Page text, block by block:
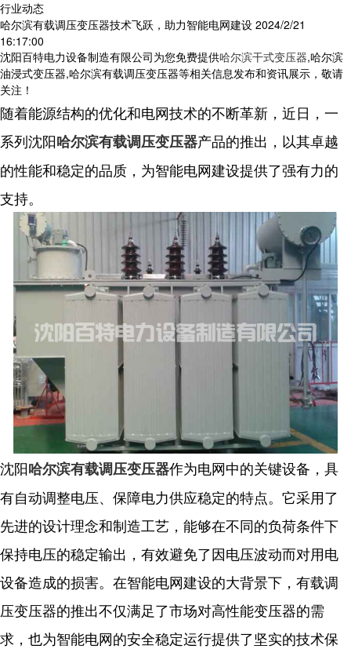
行业动态
哈尔滨有载调压变压器技术飞跃，助力智能电网建设 2024/2/21
16:17:00
沈阳百特电力设备制造有限公司为您免费提供哈尔滨干式变压器,哈尔滨
油浸式变压器,哈尔滨有载调压变压器等相关信息发布和资讯展示，敬请
关注！
随着能源结构的优化和电网技术的不断革新，近日，一
系列沈阳哈尔滨有载调压变压器产品的推出，以其卓越
的性能和稳定的品质，为智能电网建设提供了强有力的
支持。
沈阳哈尔滨有载调压变压器作为电网中的关键设备，具
有自动调整电压、保障电力供应稳定的特点。它采用了
先进的设计理念和制造工艺，能够在不同的负荷条件下
保持电压的稳定输出，有效避免了因电压波动而对用电
设备造成的损害。在智能电网建设的大背景下，有载调
压变压器的推出不仅满足了市场对高性能变压器的需
求，也为智能电网的安全稳定运行提供了坚实的技术保